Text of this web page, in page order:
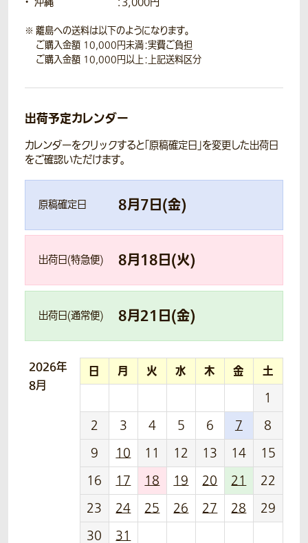
離島への送料は以下のようになります。
ご購入金額 10,000円未満：実費ご負担
ご購入金額 10,000円以上：上記送料区分
出荷予定カレンダー
カレンダーをクリックすると「原稿確定日」を変更した出荷日
をご確認いただけます。
原稿確定日 8月7日(金)
出荷日(特急便) 8月18日(火)
出荷日(通常便) 8月21 日(金)
2026年
8月
日 月 火 水 木 金 土
1
2
3 4 5 6 7
8
9
10 11 12 13 14
15
16
17 18 19 20 21
22
23
24 25 26 27 28
29
30
31